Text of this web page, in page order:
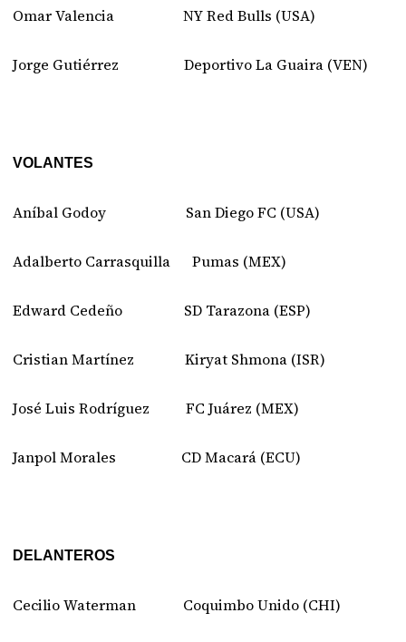
Omar Valencia NY Red Bulls (USA)
Jorge Gutiérrez Deportivo La Guaira (VEN)
VOLANTES
Aníbal Godoy San Diego FC (USA)
Adalberto Carrasquilla Pumas (MEX)
Edward Cedeño SD Tarazona (ESP)
Cristian Martínez Kiryat Shmona (ISR)
José Luis Rodríguez FC Juárez (MEX)
Janpol Morales CD Macará (ECU)
DELANTEROS
Cecilio Waterman Coquimbo Unido (CHI)